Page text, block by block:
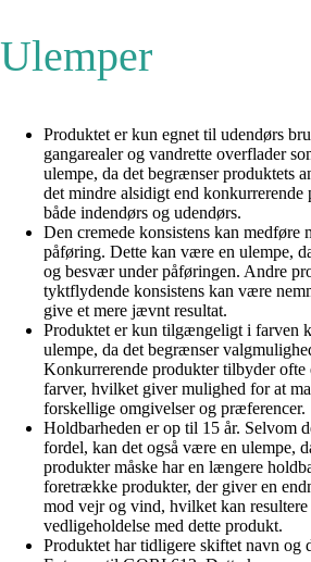
Ulemper
Produktet er kun egnet til udendørs
gangarealer og vandrette overflader
ulempe, da det begrænser produktets
det mindre alsidigt end konkurrerende
både indendørs og udendørs.
Den cremede konsistens kan medføre
påføring. Dette kan være en ulempe,
og besvær under påføringen. Andre
tyktflydende konsistens kan være
give et mere jævnt resultat.
Produktet er kun tilgængeligt i farven
ulempe, da det begrænser
Konkurrerende produkter tilbyder ofte
farver, hvilket giver mulighed for at
forskellige omgivelser og præferencer.
Holdbarheden er op til 15 år. Selvom
fordel, kan det også være en ulempe,
produkter måske har en længere
foretrække produkter, der giver en
mod vejr og vind, hvilket kan
vedligeholdelse med dette produkt.
Produktet har tidligere skiftet navn og